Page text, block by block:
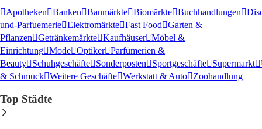
Apotheken Banken Baumärkte Biomärkte Buchhandlungen
und-Parfuemerie Elektromärkte Fast Food
Garten &
Pflanzen
Getränkemärkte Kaufhäuser Möbel &
Einrichtung Mode Optiker Parfümerien &
Beauty
Schuhgeschäfte Sonderposten Sportgeschäfte Supermarkt
& Schmuck Weitere Geschäfte Werkstatt & Auto Zoohandlung
Top Städte